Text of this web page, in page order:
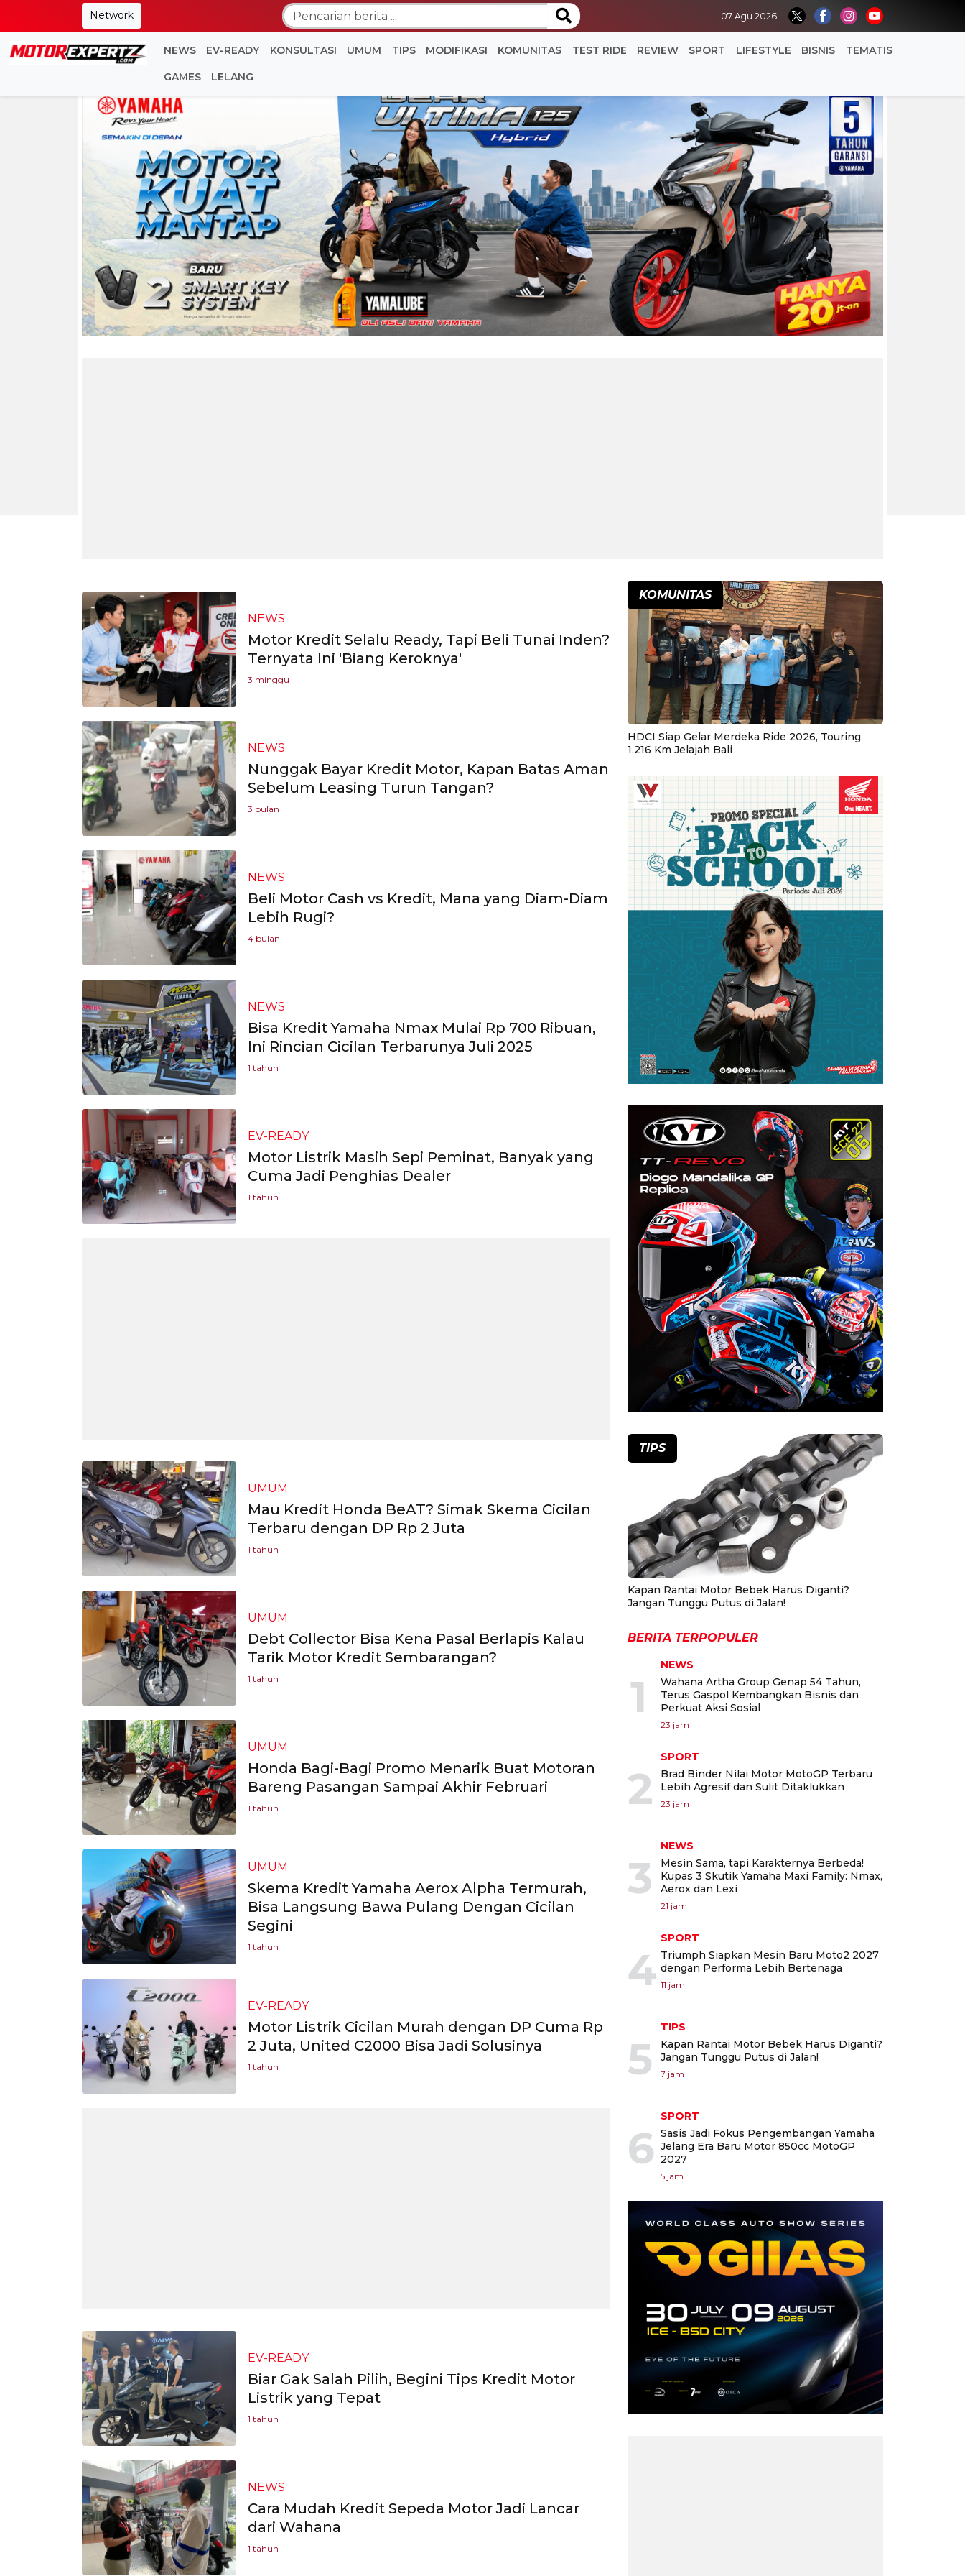
Network 07 Agu 2026
NEWS EV-READY KONSULTASI UMUM TIPS MODIFIKASI KOMUNITAS TEST RIDE REVIEW SPORT LIFESTYLE BISNIS TEMATIS
GAMES LELANG
NEWS
Motor Kredit Selalu Ready, Tapi Beli Tunai Inden?
Ternyata Ini 'Biang Keroknya'
3 minggu
NEWS
Nunggak Bayar Kredit Motor, Kapan Batas Aman
Sebelum Leasing Turun Tangan?
3 bulan
NEWS
Beli Motor Cash vs Kredit, Mana yang Diam-Diam
Lebih Rugi?
4 bulan
NEWS
Bisa Kredit Yamaha Nmax Mulai Rp 700 Ribuan,
Ini Rincian Cicilan Terbarunya Juli 2025
1 tahun
EV-READY
Motor Listrik Masih Sepi Peminat, Banyak yang
Cuma Jadi Penghias Dealer
1 tahun
UMUM
Mau Kredit Honda BeAT? Simak Skema Cicilan
Terbaru dengan DP Rp 2 Juta
1 tahun
UMUM
Debt Collector Bisa Kena Pasal Berlapis Kalau
Tarik Motor Kredit Sembarangan?
1 tahun
UMUM
Honda Bagi-Bagi Promo Menarik Buat Motoran
Bareng Pasangan Sampai Akhir Februari
1 tahun
UMUM
Skema Kredit Yamaha Aerox Alpha Termurah,
Bisa Langsung Bawa Pulang Dengan Cicilan
Segini
1 tahun
EV-READY
Motor Listrik Cicilan Murah dengan DP Cuma Rp
2 Juta, United C2000 Bisa Jadi Solusinya
1 tahun
EV-READY
Biar Gak Salah Pilih, Begini Tips Kredit Motor
Listrik yang Tepat
1 tahun
NEWS
Cara Mudah Kredit Sepeda Motor Jadi Lancar
dari Wahana
1 tahun
KOMUNITAS
HDCI Siap Gelar Merdeka Ride 2026, Touring
1.216 Km Jelajah Bali
TIPS
Kapan Rantai Motor Bebek Harus Diganti?
Jangan Tunggu Putus di Jalan!
BERITA TERPOPULER
1
NEWS
Wahana Artha Group Genap 54 Tahun,
Terus Gaspol Kembangkan Bisnis dan
Perkuat Aksi Sosial
23 jam
2
SPORT
Brad Binder Nilai Motor MotoGP Terbaru
Lebih Agresif dan Sulit Ditaklukkan
23 jam
3
NEWS
Mesin Sama, tapi Karakternya Berbeda!
Kupas 3 Skutik Yamaha Maxi Family: Nmax,
Aerox dan Lexi
21 jam
4
SPORT
Triumph Siapkan Mesin Baru Moto2 2027
dengan Performa Lebih Bertenaga
11 jam
5
TIPS
Kapan Rantai Motor Bebek Harus Diganti?
Jangan Tunggu Putus di Jalan!
7 jam
6
SPORT
Sasis Jadi Fokus Pengembangan Yamaha
Jelang Era Baru Motor 850cc MotoGP
2027
5 jam